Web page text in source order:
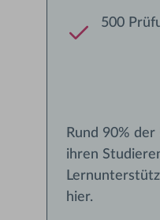
500
Rund 90%
ihren
hier.